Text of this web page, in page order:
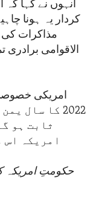
انہوں نے کہا کہ
کردار یہ ہونا
مذاکرات کی
الاقوامی برادری
امریکی
2022 کا
ثابت ہو
امریکہ اس
حکومتِ امریکہ